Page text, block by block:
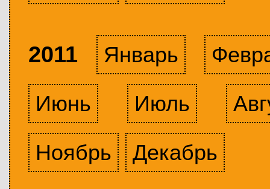
2011 Январь
Июнь
Июль
Ноябрь
Декабрь